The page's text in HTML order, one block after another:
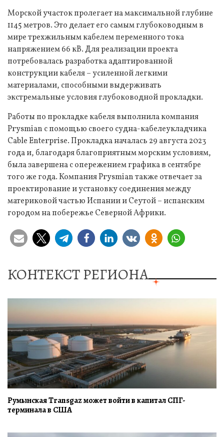
Морской участок пролегает на максимальной глубине
1145 метров. Это делает его самым глубоководным в
мире трехжильным кабелем переменного тока
напряжением 66 кВ. Для реализации проекта
потребовалась разработка адаптированной
конструкции кабеля – усиленной легкими
материалами, способными выдерживать
экстремальные условия глубоководной прокладки.
Работы по прокладке кабеля выполнила компания
Prysmian с помощью своего судна-кабелеукладчика
Cable Enterprise. Прокладка началась 29 августа 2023
года и, благодаря благоприятным морским условиям,
была завершена с опережением графика в сентябре
того же года. Компания Prysmian также отвечает за
проектирование и установку соединения между
материковой частью Испании и Сеутой – испанским
городом на побережье Северной Африки.
КОНТЕКСТ РЕГИОНА
Румынская Transgaz может войти в капитал СПГ-
терминала в США